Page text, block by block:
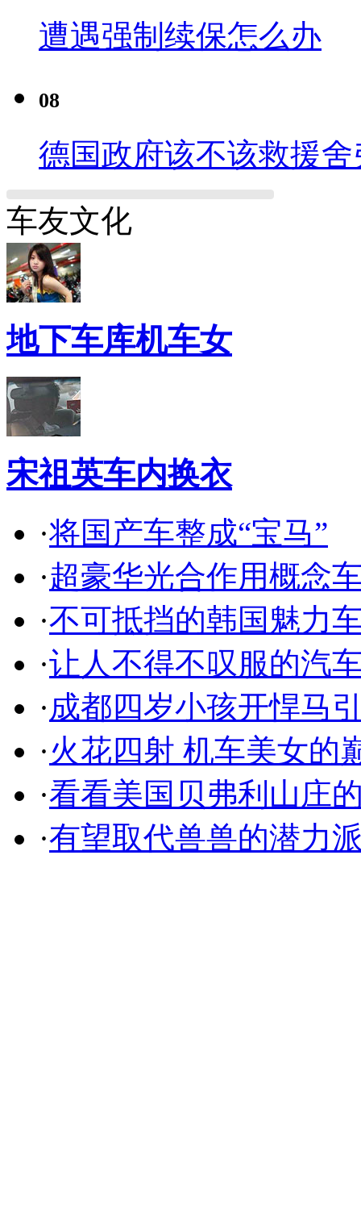
遭遇强制续保怎么办
08
德国政府该不该救援舍
车友文化
地下车库机车女
宋祖英车内换衣
·将国产车整成“宝马”
·超豪华光合作用概念
·不可抵挡的韩国魅力
·让人不得不叹服的汽
·成都四岁小孩开悍马
·火花四射 机车美女的
·看看美国贝弗利山庄
·有望取代兽兽的潜力